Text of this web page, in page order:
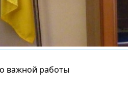
важной работы